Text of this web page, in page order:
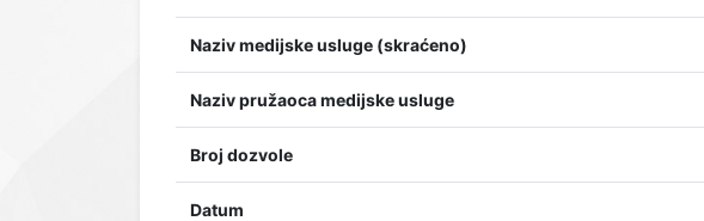
Naziv medijske usluge (skraćeno)
Naziv pružaoca medijske usluge
Broj dozvole
Datum